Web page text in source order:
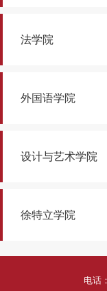
法学院
外国语学院
设计与艺术学院
徐特立学院
电话